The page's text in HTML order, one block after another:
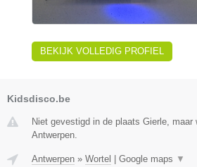
BEKIJK VOLLEDIG PROFIEL
Kidsdisco.be
Niet gevestigd in de plaats Gierle, maar
Antwerpen.
Antwerpen » Wortel Google maps ▼